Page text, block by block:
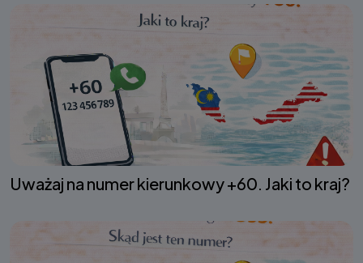
Uważaj na numer kierunkowy +60. Jaki to kraj?